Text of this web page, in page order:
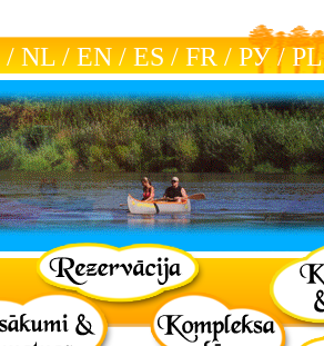
/ NL / EN / ES / FR / РУ/РL